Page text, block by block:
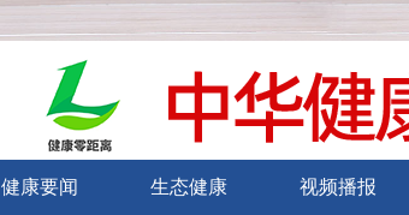
健康要闻 生态健康 视频播报